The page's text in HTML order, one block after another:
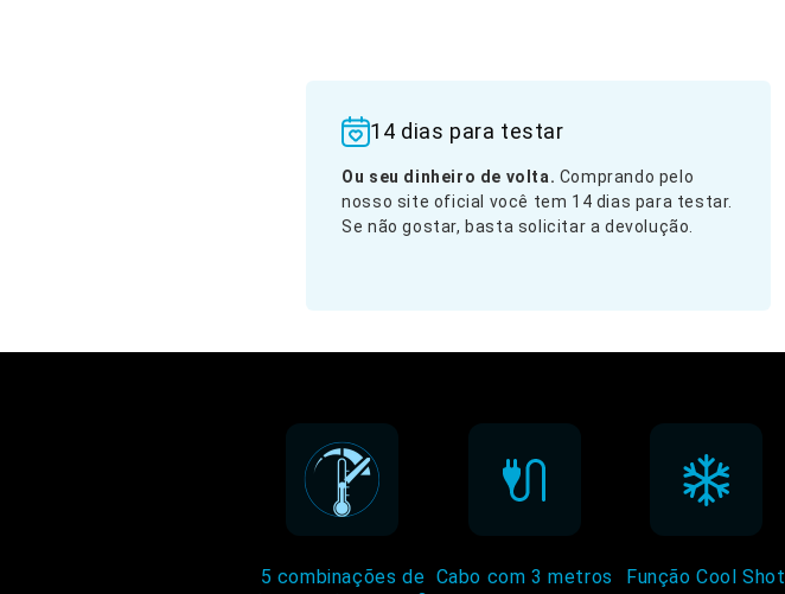
14 dias para testar
Ou seu dinheiro de volta. Comprando pelo
nosso site oficial você tem 14 dias para testar.
Se não gostar, basta solicitar a devolução.
5 combinações de Cabo com 3 metros Função Cool Shot